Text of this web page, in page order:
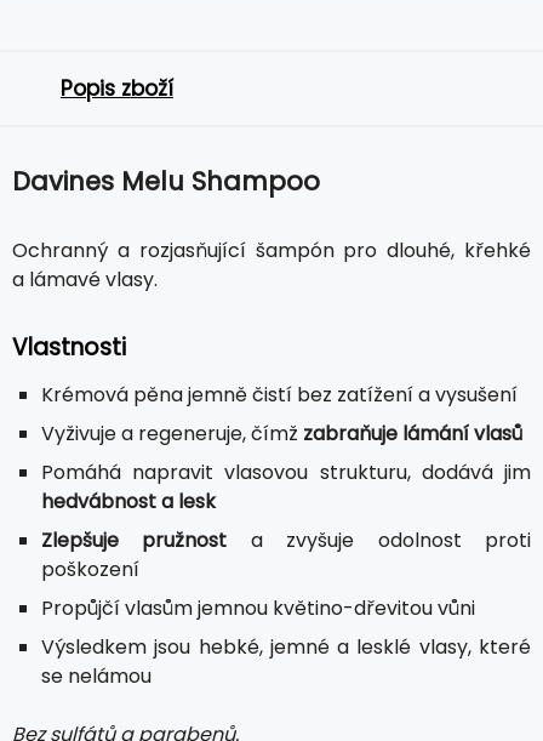
Popis zboží
Davines Melu Shampoo
Ochranný a rozjasňující šampón pro dlouhé, křehké
a lámavé vlasy.
Vlastnosti
Krémová pěna jemně čistí bez zatížení a vysušení
Vyživuje a regeneruje, čímž zabraňuje lámání vlasů
Pomáhá napravit vlasovou strukturu, dodává jim
hedvábnost a lesk
Zlepšuje pružnost a zvyšuje odolnost proti
poškození
Propůjčí vlasům jemnou květino-dřevitou vůni
Výsledkem jsou hebké, jemné a lesklé vlasy, které
se nelámou
Bez sulfátů a parabenů.